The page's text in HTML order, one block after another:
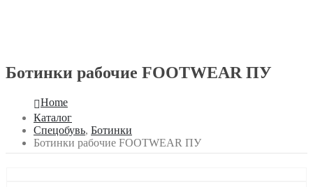
Ботинки рабочие FOOTWEAR ПУ
Home
Каталог
Спецобувь, Ботинки
Ботинки рабочие FOOTWEAR ПУ